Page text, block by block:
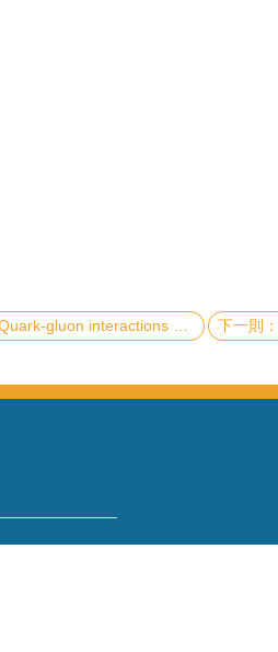
interactions and Quantum Information Science